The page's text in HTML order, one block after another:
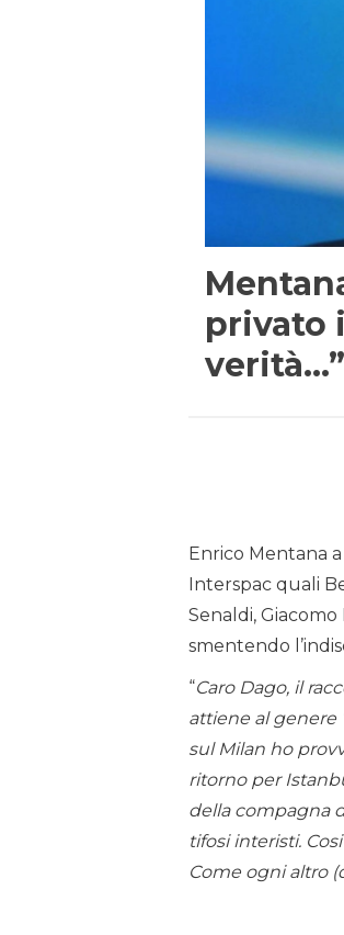
privato
verità…”
Enrico Mentana
Interspac quali
Senaldi,
smentendo
“Caro Dago, il
attiene al genere
sul Milan ho
ritorno per
della compagna
tifosi interisti.
Come ogni altro